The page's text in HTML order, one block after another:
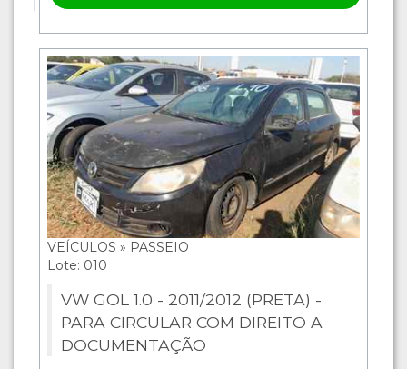
VEÍCULOS » PASSEIO
Lote: 010
VW GOL 1.0 - 2011/2012 (PRETA) -
PARA CIRCULAR COM DIREITO A
DOCUMENTAÇÃO